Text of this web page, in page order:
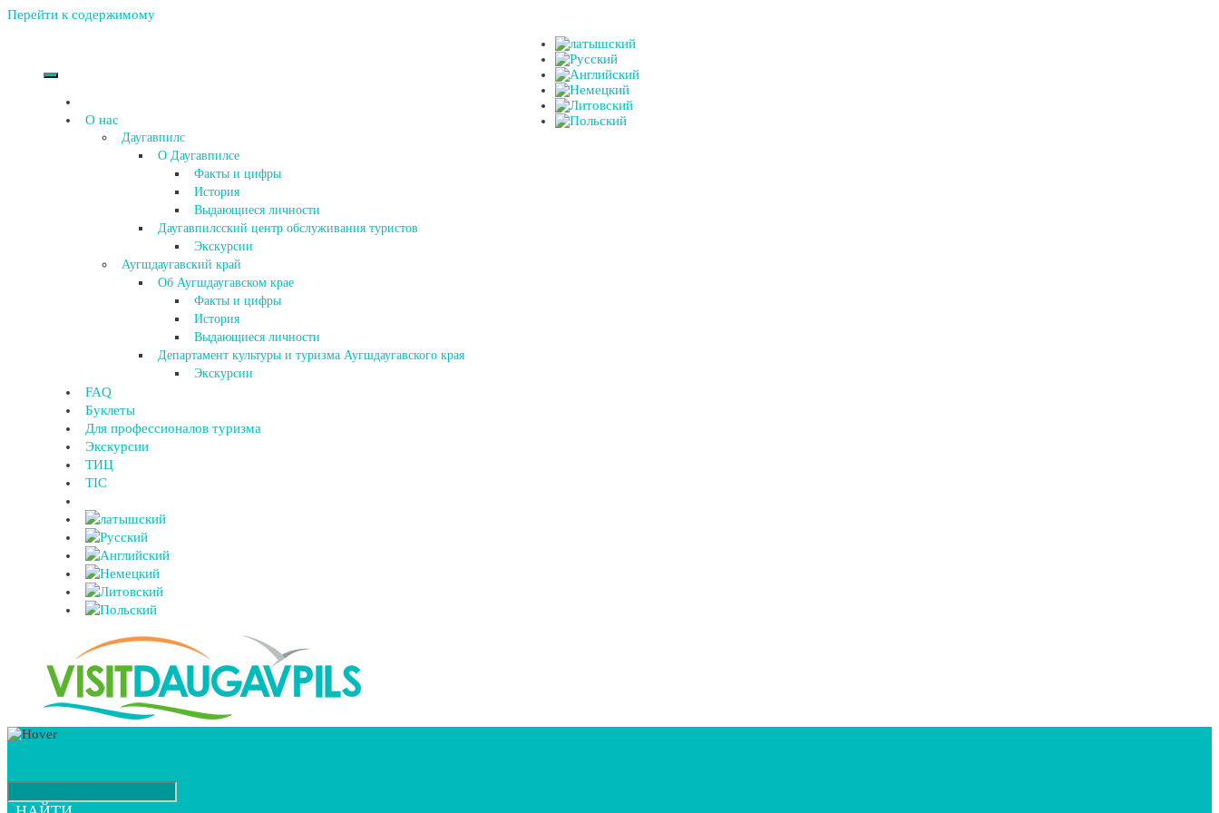
Перейти к содержимому
О нас
Даугавпилс
О Даугавпилсе
Факты и цифры
История
Выдающиеся личности
Даугавпилсский центр обслуживания туристов
Экскурсии
Аугшдаугавский край
Об Аугшдаугавском крае
Факты и цифры
История
Выдающиеся личности
Департамент культуры и туризма Аугшдаугавского края
Экскурсии
FAQ
Буклеты
Для профессионалов туризма
Экскурсии
ТИЦ
TIC